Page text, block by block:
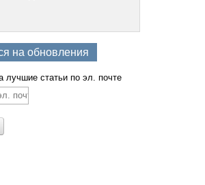
на обновления
лучшие статьи по эл. почте